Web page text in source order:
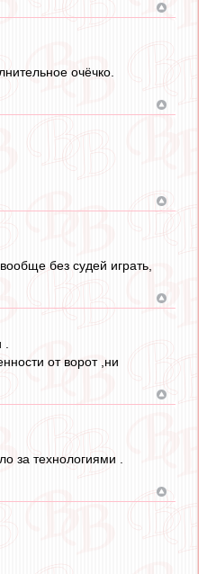
очёчко.
без судей играть,
.
от ворот ,ни
за технологиями .